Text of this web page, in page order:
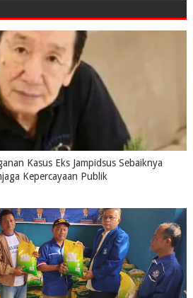
Kasus Eks Jampidsus Sebaiknya
Kepercayaan Publik